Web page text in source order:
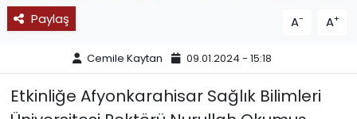
Paylaş A- A+
Cemile Kaytan 09.01.2024 - 15:18
Etkinliğe Afyonkarahisar Sağlık Bilimleri